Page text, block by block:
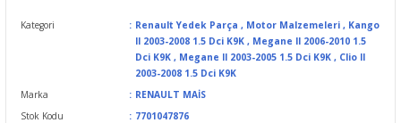
Kategori Renault Yedek Parça , Motor Malzemeleri , Kango
II 2003-2008 1.5 Dci K9K , Megane II 2006-2010 1.5
Dci K9K , Megane II 2003-2005 1.5 Dci K9K , Clio II
2003-2008 1.5 Dci K9K
Marka
RENAULT MAİS
Stok Kodu
7701047876